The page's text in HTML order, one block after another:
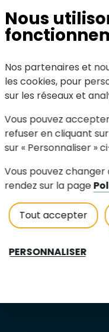
Nous
Nos partenaires et
les cookies, pour
sur les réseaux et
Vous pouvez
refuser en cliquant
sur « Personnaliser »
Vous pouvez
rendez sur la page
Tout accepter
PERSONNALISER
44440 RIAILLE